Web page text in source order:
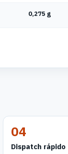
0,275 g
04
Dispatch rápido